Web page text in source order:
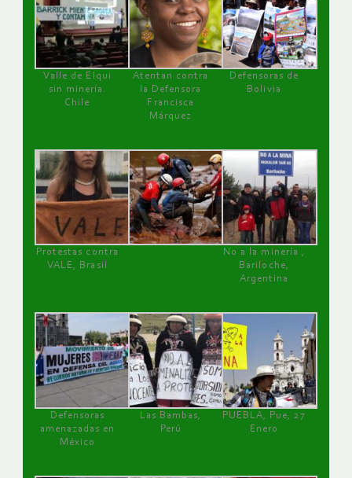
Valle de Elqui
sin minería.
Chile
Atentan contra
la Defensora
Francisca
Márquez
Defensoras de
Bolivia
Protestas contra
VALE, Brasil
No a la minería ,
Bariloche,
Argentina
Defensoras
amenazadas en
México
Las Bambas,
Perú
PUEBLA, Pue, 27
Enero